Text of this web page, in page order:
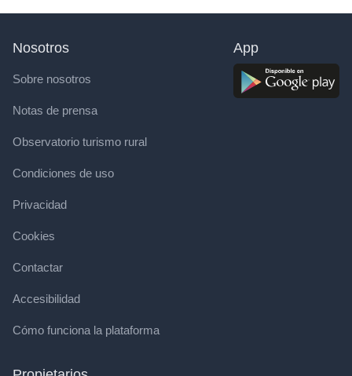
Nosotros
Sobre nosotros
Notas de prensa
Observatorio turismo rural
Condiciones de uso
Privacidad
Cookies
Contactar
Accesibilidad
Cómo funciona la plataforma
App